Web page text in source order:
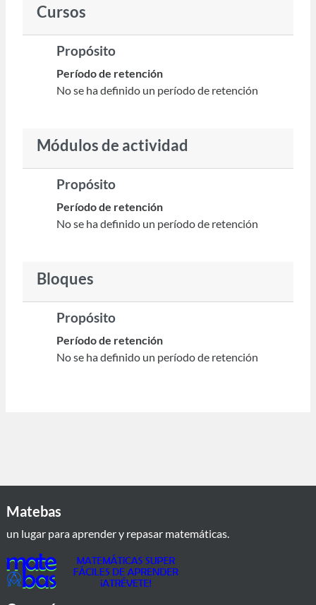
Cursos
Propósito
Período de retención
No se ha definido un período de retención
Módulos de actividad
Propósito
Período de retención
No se ha definido un período de retención
Bloques
Propósito
Período de retención
No se ha definido un período de retención
Matebas
un lugar para aprender y repasar matemáticas.